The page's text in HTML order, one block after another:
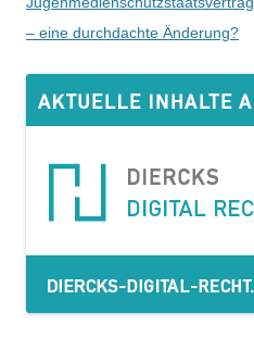
– eine durchdachte Änderung?